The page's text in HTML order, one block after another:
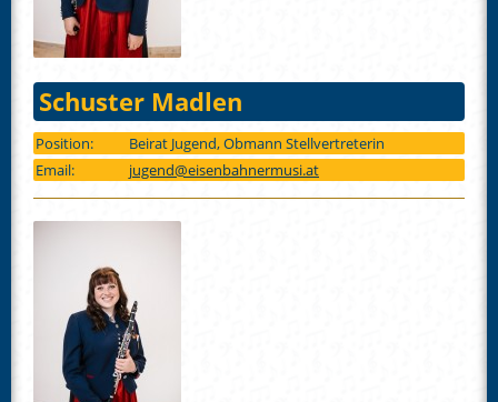
Schuster Madlen
Position:
Beirat Jugend, Obmann Stellvertreterin
Email:
jugend@eisenbahnermusi.at